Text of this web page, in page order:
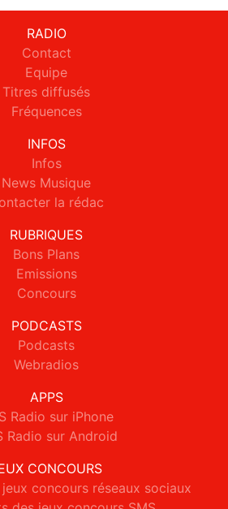
RADIO
Contact
Equipe
Titres diffusés
Fréquences
INFOS
Infos
News Musique
la rédac
RUBRIQUES
Bons Plans
Emissions
Concours
PODCASTS
Podcasts
Webradios
APPS
Radio sur iPhone
Radio sur Android
CONCOURS
concours réseaux sociaux